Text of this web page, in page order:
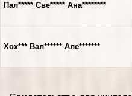
Пал***** Све***** Ана********
Хох*** Вал****** Але*******